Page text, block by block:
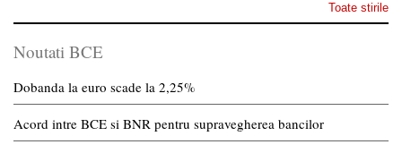
Toate stirile
Noutati BCE
Dobanda la euro scade la 2,25%
Acord intre BCE si BNR pentru supravegherea bancilor